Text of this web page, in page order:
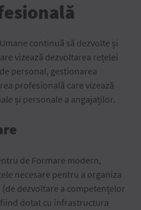
continuă să dezvolte și
vizează dezvoltarea rețelei
personal, gestionarea
profesională care vizează
și personale a angajaților.
de Formare modern,
necesare pentru a organiza
dezvoltare a competențelor
dotat cu infrastructura